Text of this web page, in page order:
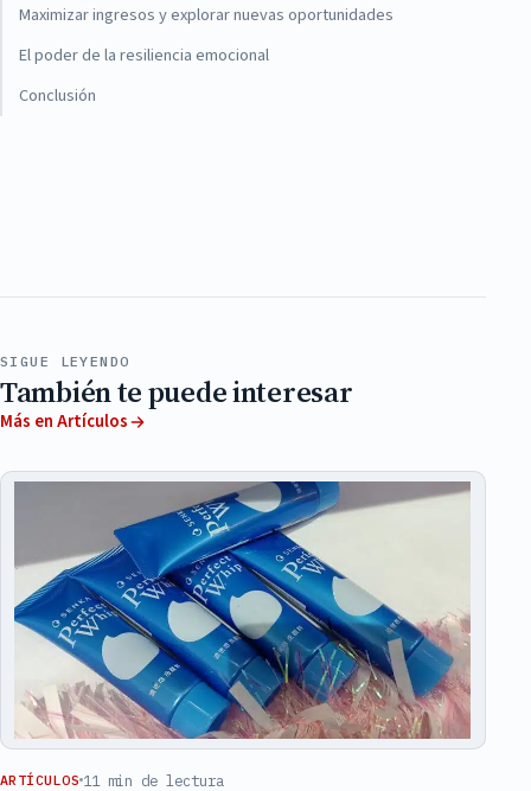
Maximizar ingresos y explorar nuevas oportunidades
El poder de la resiliencia emocional
Conclusión
SIGUE LEYENDO
También te puede interesar
Más en Artículos
ARTÍCULOS 11 min de lectura